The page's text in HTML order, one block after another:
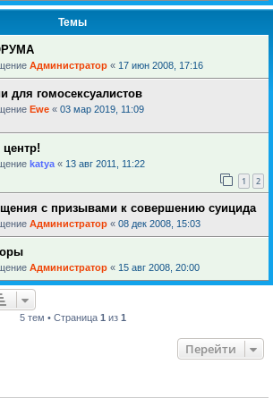
Темы
Администратор « 17 июн 2008, 17:16
для гомосексуалистов
Ewe « 03 мар 2019, 11:09
katya « 13 авг 2011, 11:22
1 2
с призывами к совершению суицида
Администратор « 08 дек 2008, 15:03
Администратор « 15 авг 2008, 20:00
5 тем • Страница 1 из 1
Перейти